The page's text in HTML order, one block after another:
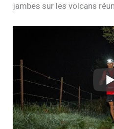
jambes sur les volcans